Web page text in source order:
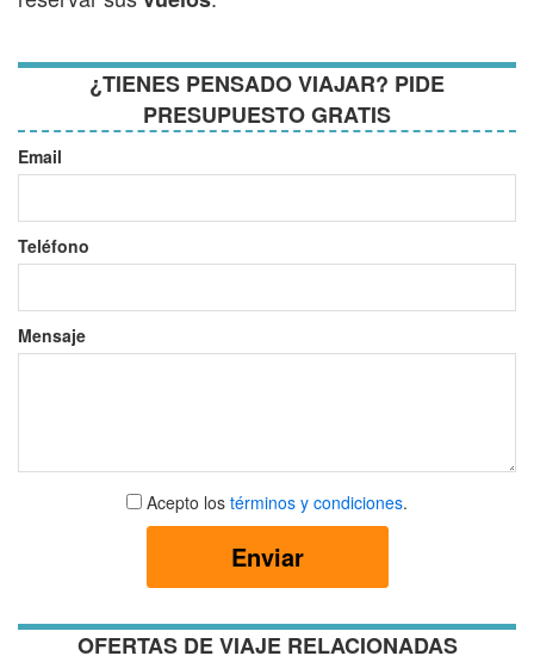
¿TIENES PENSADO VIAJAR? PIDE
PRESUPUESTO GRATIS
Email
Teléfono
Mensaje
Aceptar
términos
Acepto los términos y condiciones.
Enviar
OFERTAS DE VIAJE RELACIONADAS